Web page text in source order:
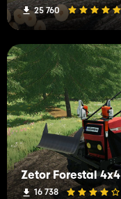
25 760
Zetor Forestal 4x4
16 738